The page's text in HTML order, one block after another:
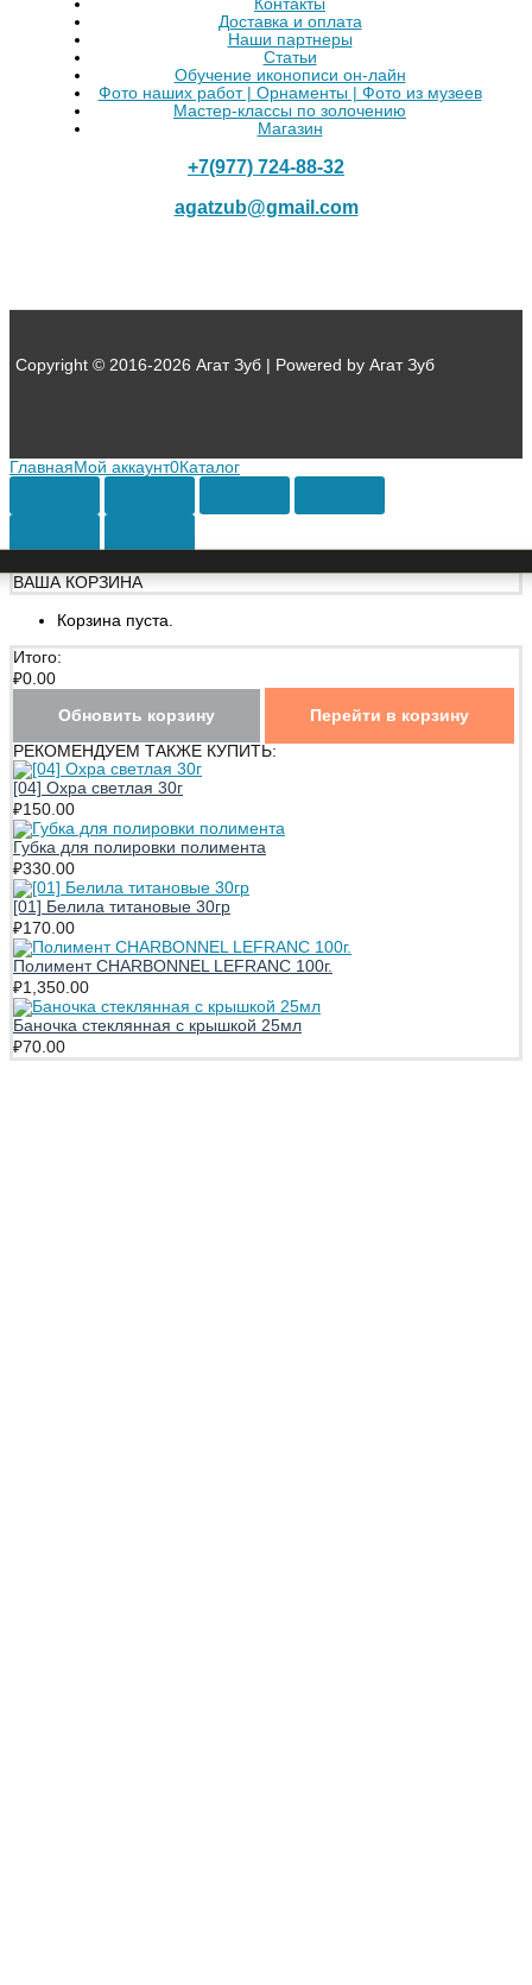
Контакты
Доставка и оплата
Наши партнеры
Статьи
Обучение иконописи он-лайн
Фото наших работ | Орнаменты | Фото из музеев
Мастер-классы по золочению
Магазин
+7(977) 724-88-32
agatzub@gmail.com
Copyright © 2016-2026 Агат Зуб | Powered by Агат Зуб
Главная Мой аккаунт0Каталог
ВАША КОРЗИНА
Корзина пуста.
Итого:
₽0.00
Обновить корзину
Перейти в корзину
РЕКОМЕНДУЕМ ТАКЖЕ КУПИТЬ:
[04] Охра светлая 30г
₽150.00
Губка для полировки полимента
₽330.00
[01] Белила титановые 30гр
₽170.00
Полимент CHARBONNEL LEFRANC 100г.
₽1,350.00
Баночка стеклянная с крышкой 25мл
₽70.00